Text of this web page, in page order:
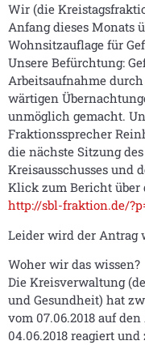
Wir (die
Anfang dieses Monats
Wohnsitzauflage für
Unsere Befürchtung:
Arbeitsaufnahme
wärtigen
unmöglich gemacht.
Fraktionssprecher
die nächste Sitzung
Kreisausschusses und
Klick zum Bericht über
http://sbl-fraktion.de/
Leider wird der Antrag
Woher wir das wissen?
Die Kreisverwaltung
und Gesundheit) hat
vom 07.06.2018 auf
04.06.2018 reagiert und